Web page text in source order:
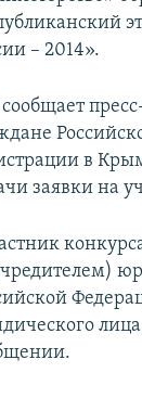
– 2014».
в
заявки на